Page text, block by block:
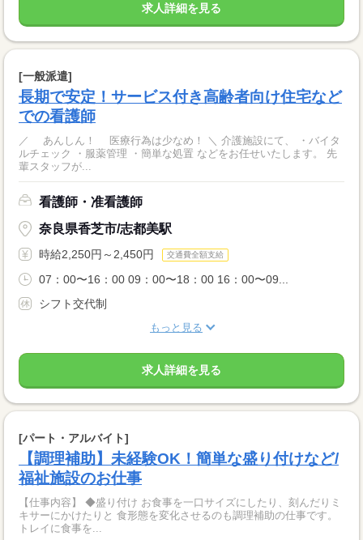
求人詳細を見る
[一般派遣]
長期で安定！サービス付き高齢者向け住宅など
での看護師
／ あんしん！ 医療行為は少なめ！ ＼ 介護施設にて、 ・バイタ
ルチェック ・服薬管理 ・簡単な処置 などをお任せいたします。 先
輩スタッフが...
看護師・准看護師
奈良県香芝市/志都美駅
時給2,250円～2,450円 交通費全額支給
07：00〜16：00 09：00〜18：00 16：00〜09...
シフト交代制
もっと見る
求人詳細を見る
[パート・アルバイト]
【調理補助】未経験OK！簡単な盛り付けなど/
福祉施設のお仕事
【仕事内容】 ◆盛り付け お食事を一口サイズにしたり、刻んだりミ
キサーにかけたりと 食形態を変化させるのも調理補助の仕事です。
トレイに食事を...